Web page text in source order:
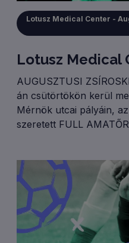
AUGUSZTUSI
án csütörtökön kerül
Mérnök utcai pályáin,
szeretett FULL
majd. Reggeli
csoportkör: 10.45.-